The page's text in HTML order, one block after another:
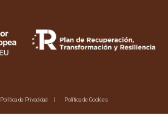
Política de Privacidad Política de Cookies